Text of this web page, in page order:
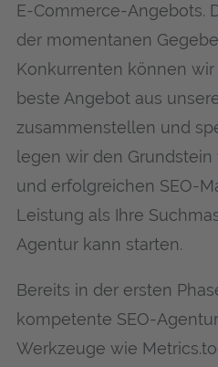
E-Commerce-Angebots.
der momentanen
Konkurrenten können wir
beste Angebot aus
zusammenstellen und
legen wir den
und erfolgreichen SEO-
Leistung als Ihre
Agentur kann starten.
Bereits in der ersten
kompetente SEO-
Werkzeuge wie